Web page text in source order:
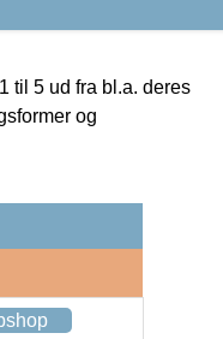
til 5 ud fra bl.a. deres
og